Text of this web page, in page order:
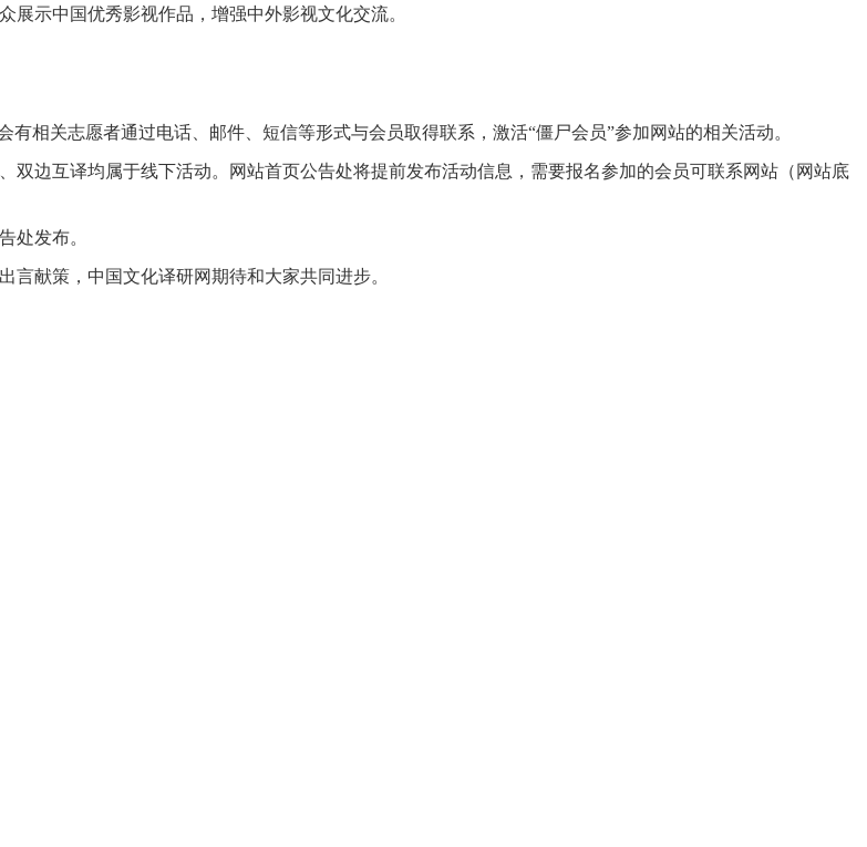
示中国优秀影视作品，增强中外影视文化交流。
相关志愿者通过电话、邮件、短信等形式与会员取得联系，激活“僵尸会员”参加网站的相关活动。
边互译均属于线下活动。网站首页公告处将提前发布活动信息，需要报名参加的会员可联系网站（网站底
处发布。
献策，中国文化译研网期待和大家共同进步。